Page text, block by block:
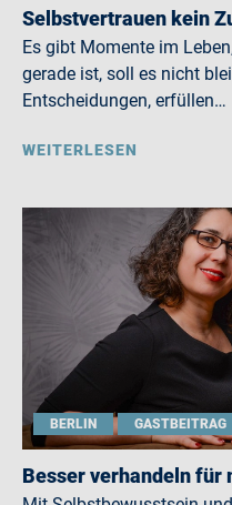
Selbstvertrauen kein
Es gibt Momente im
gerade ist, soll es nicht
Entscheidungen, erfüllen…
WEITERLESEN
BERLIN GASTBEITRAG
Besser verhandeln für